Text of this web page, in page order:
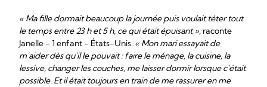
« Ma fille dormait beaucoup la journée puis voulait téter tout
le temps entre 23 h et 5 h, ce qui était épuisant », raconte
Janelle - 1 enfant - États-Unis. « Mon mari essayait de
m'aider dès qu'il le pouvait : faire le ménage, la cuisine, la
lessive, changer les couches, me laisser dormir lorsque c'était
possible. Et il était toujours en train de me rassurer en me